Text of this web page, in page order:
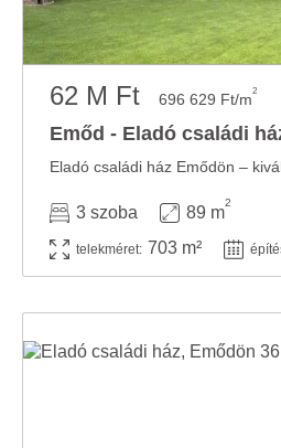
62 M Ft 696 629 Ft/m2
Emőd - Eladó családi
3 szoba 89 m
2
telekméret: 703 m²